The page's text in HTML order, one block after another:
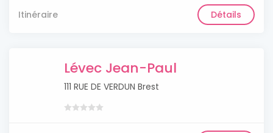
Itinéraire Détails
Lévec Jean-Paul
111 RUE DE VERDUN Brest